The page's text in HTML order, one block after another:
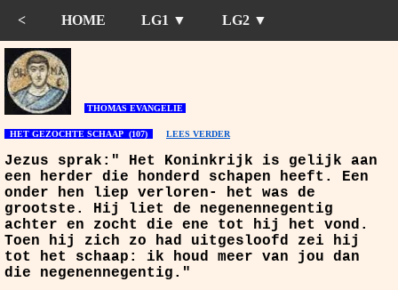
< HOME LG1 ▼ LG2 ▼
THOMAS EVANGELIE
HET GEZOCHTE SCHAAP (107) LEES VERDER
Jezus sprak:" Het Koninkrijk is gelijk aan
een herder die honderd schapen heeft. Een
onder hen liep verloren- het was de
grootste. Hij liet de negenennegentig
achter en zocht die ene tot hij het vond.
Toen hij zich zo had uitgesloofd zei hij
tot het schaap: ik houd meer van jou dan
die negenennegentig."